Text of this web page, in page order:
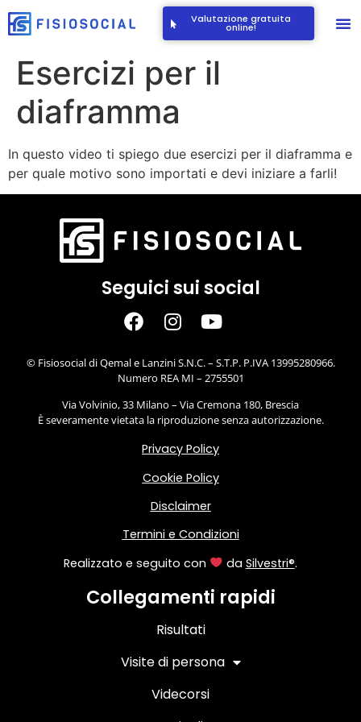
Valutazione gratuita
online!
Esercizi per il
diaframma
In questo video ti spiego due esercizi per il diaframma e
per quale motivo sono importati e devi iniziare a farli!
Seguici sui social
© Fisiosocial di Qemal e Lanzini S.N.C. – S.T.P. P.IVA 13995280966.
Numero REA MI – 2755501
Via Volvinio, 33 Milano – Via Cremona 180, Brescia
È severamente vietata la riproduzione senza autorizzazione.
Privacy Policy
Cookie Policy
Disclaimer
Termini e Condizioni
Realizzato e seguito con
da Silvestri®.
Collegamenti rapidi
Risultati
Visite di persona
Videcorsi